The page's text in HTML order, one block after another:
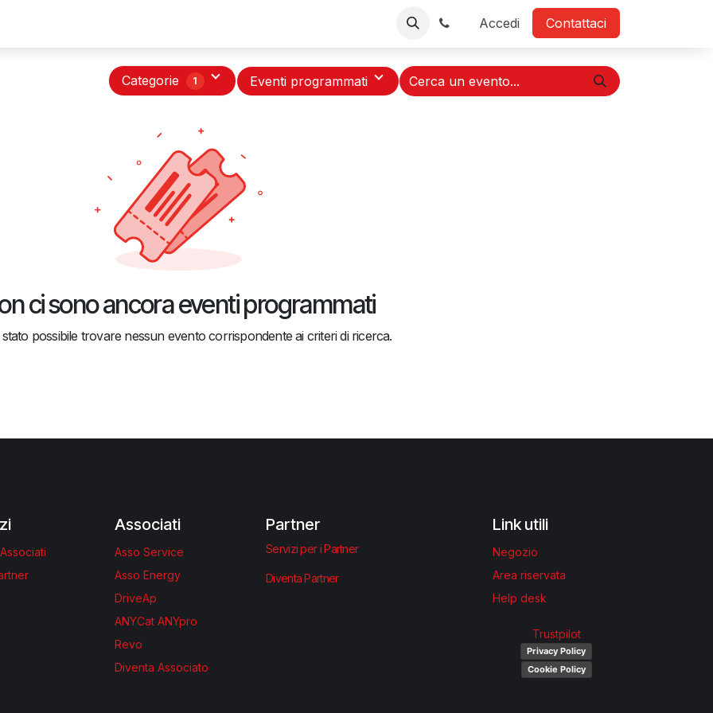
Negozio Contattaci
Accedi Contattaci
Categorie 1 Eventi programmati
ci sono ancora eventi programmati
possibile trovare nessun evento corrispondente ai criteri di ricerca.
Associati
Asso Service
Asso Energy
DriveAp
ANYCat ANYpro
Revo
Diventa Associato
Partner
Servizi per i Partner
Diventa Partner
Link utili
Negozio
Area riservata
Help desk
Trustpilot
Privacy Policy
Cookie Policy